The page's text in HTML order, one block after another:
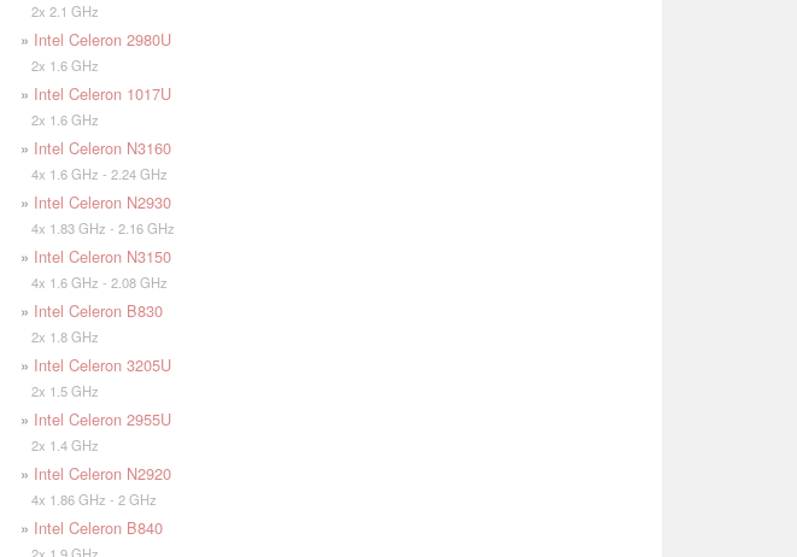
2x 2.1 GHz
» Intel Celeron 2980U
2x 1.6 GHz
» Intel Celeron 1017U
2x 1.6 GHz
» Intel Celeron N3160
4x 1.6 GHz - 2.24 GHz
» Intel Celeron N2930
4x 1.83 GHz - 2.16 GHz
» Intel Celeron N3150
4x 1.6 GHz - 2.08 GHz
» Intel Celeron B830
2x 1.8 GHz
» Intel Celeron 3205U
2x 1.5 GHz
» Intel Celeron 2955U
2x 1.4 GHz
» Intel Celeron N2920
4x 1.86 GHz - 2 GHz
» Intel Celeron B840
2x 1.9 GHz